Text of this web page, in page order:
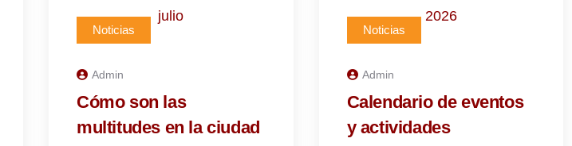
Noticias
Admin
Cómo son las
multitudes en la ciudad
Noticias
Admin
Calendario de eventos
y actividades